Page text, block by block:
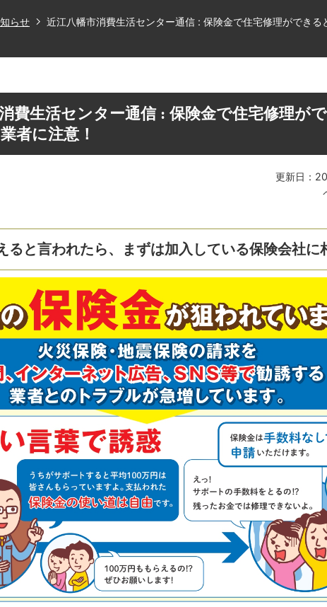
らせ 近江八幡市消費生活センター通信 : 保険金で住宅修理ができる
費生活センター通信 : 保険金で住宅修理が
者に注意！
更新日：
ると言われたら、まずは加入している保険会社に